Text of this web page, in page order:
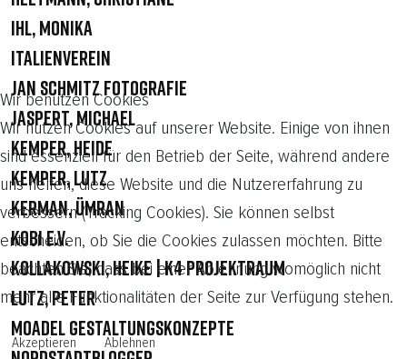
Ihl, Monika
Italienverein
Jan Schmitz Fotografie
Jaspert, Michael
Kemper, Heide
Kemper, Lutz
Kerman, Ümran
KOBI e.V.
Kollakowski, Heike | K4 Projektraum
Lutz, Peter
Moadel Gestaltungskonzepte
Wir benutzen Cookies
Wir nutzen Cookies auf unserer Website. Einige von ihnen
sind essenziell für den Betrieb der Seite, während andere
uns helfen, diese Website und die Nutzererfahrung zu
verbessern (Tracking Cookies). Sie können selbst
entscheiden, ob Sie die Cookies zulassen möchten. Bitte
beachten Sie, dass bei einer Ablehnung womöglich nicht
mehr alle Funktionalitäten der Seite zur Verfügung stehen.
Akzeptieren Ablehnen